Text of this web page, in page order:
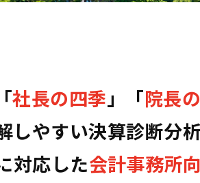
社長の四季」「院長
しやすい決算診断分
対応した会計事務所